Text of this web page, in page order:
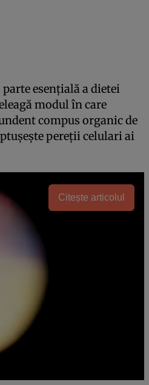
esențială a dietei
modul în care
compus organic de
pereții celulari ai
Citește articolul